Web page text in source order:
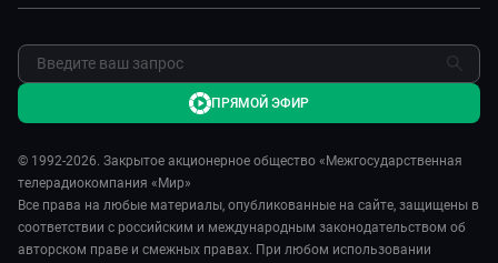
© 1992-2026. Закрытое акционерное общество «Межгосударственная
телерадиокомпания «Мир»
Все права на любые материалы, опубликованные на сайте, защищены в
соответствии с российским и международным законодательством об
авторском праве и смежных правах. При любом использовании
ПРЯМОЙ ЭФИР